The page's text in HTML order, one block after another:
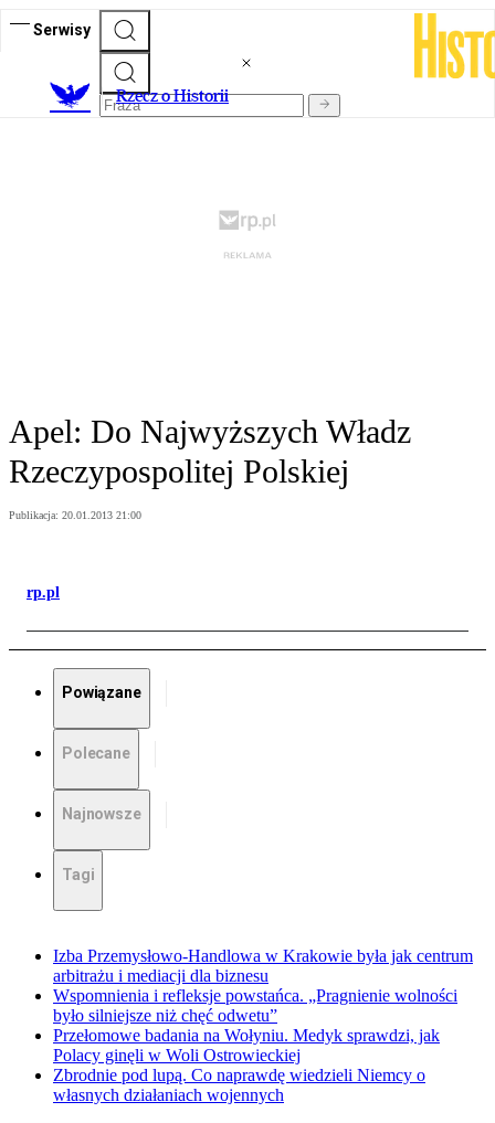
Serwisy
Rzecz o Historii
Apel: Do Najwyższych Władz
Rzeczypospolitej Polskiej
Publikacja: 20.01.2013 21:00
rp.pl
Powiązane
Polecane
Najnowsze
Tagi
Izba Przemysłowo-Handlowa w Krakowie była jak centrum
arbitrażu i mediacji dla biznesu
Wspomnienia i refleksje powstańca. „Pragnienie wolności
było silniejsze niż chęć odwetu”
Przełomowe badania na Wołyniu. Medyk sprawdzi, jak
Polacy ginęli w Woli Ostrowieckiej
Zbrodnie pod lupą. Co naprawdę wiedzieli Niemcy o
własnych działaniach wojennych